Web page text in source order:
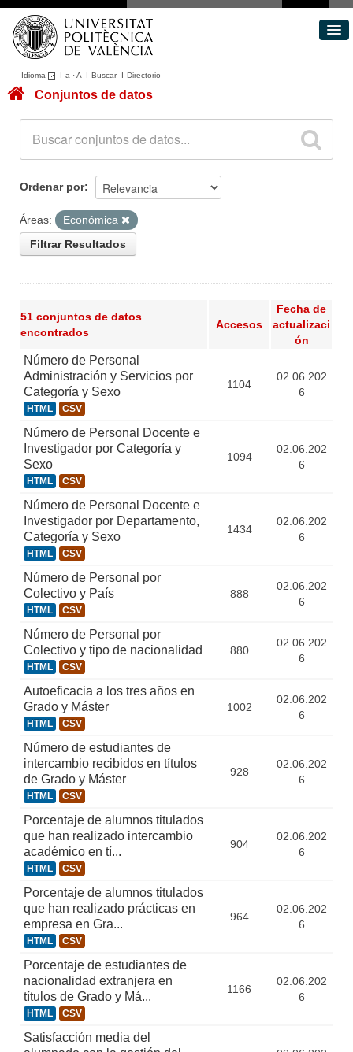
Idioma I a ·A I BuscarI Directorio
Conjuntos de datos
Acerca de
Portal de Transparencia
Conjuntos de datos
Ordenar por
Áreas:
Económica
Filtrar Resultados
51 conjuntos de datos
encontrados
Accesos
Fecha de
actualizaci
ón
Número de Personal
Administración y Servicios por
Categoría y Sexo
HTML CSV
1104
02.06.202
6
Número de Personal Docente e
Investigador por Categoría y
Sexo
HTML CSV
1094
02.06.202
6
Número de Personal Docente e
Investigador por Departamento,
Categoría y Sexo
HTML CSV
1434
02.06.202
6
Número de Personal por
Colectivo y País
HTML CSV
888
02.06.202
6
Número de Personal por
Colectivo y tipo de nacionalidad
HTML CSV
880
02.06.202
6
Autoeficacia a los tres años en
Grado y Máster
HTML CSV
1002
02.06.202
6
Número de estudiantes de
intercambio recibidos en títulos
de Grado y Máster
HTML CSV
928
02.06.202
6
Porcentaje de alumnos titulados
que han realizado intercambio
académico en tí...
HTML CSV
904
02.06.202
6
Porcentaje de alumnos titulados
que han realizado prácticas en
empresa en Gra...
HTML CSV
964
02.06.202
6
Porcentaje de estudiantes de
nacionalidad extranjera en
títulos de Grado y Má...
HTML CSV
1166
02.06.202
6
Satisfacción media del